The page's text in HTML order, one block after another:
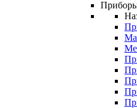
Приборы